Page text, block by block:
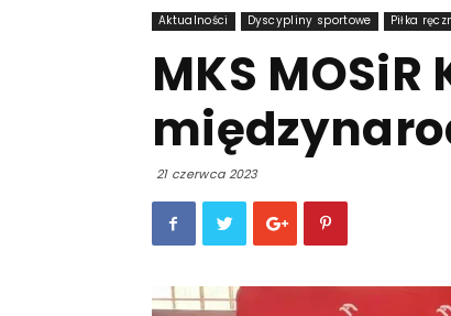
Aktualności Dyscypliny sportowe Piłka
MKS
21 czerwca 2023